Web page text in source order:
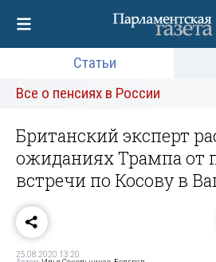
Статьи
Все о пенсиях в России
Британский эксперт
ожиданиях Трампа от
встречи по Косову в
25.08.2020 13:20